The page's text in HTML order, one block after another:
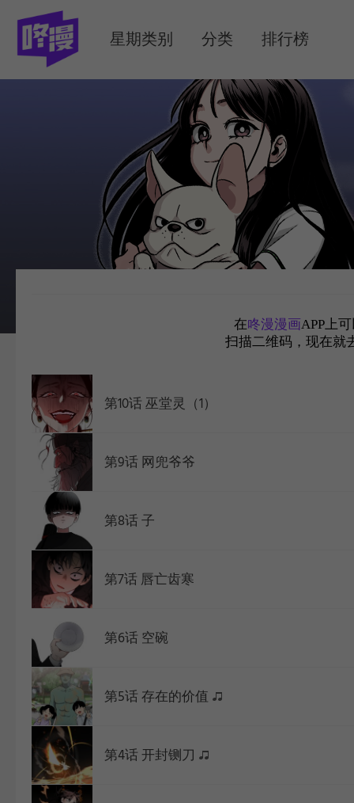
WEBTOON
星期类别 分类 排行榜
在咚漫漫画APP上
扫描二维码，现在就
第10话 巫堂灵（1）
第9话 网兜爷爷
第8话 子
第7话 唇亡齿寒
第6话 空碗
第5话 存在的价值
第4话 开封铡刀